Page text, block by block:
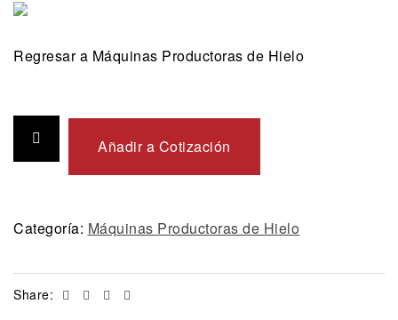
Regresar a Máquinas Productoras de Hielo
Añadir a Cotización
Categoría: Máquinas Productoras de Hielo
Share: Facebook
TwitterLinkedin